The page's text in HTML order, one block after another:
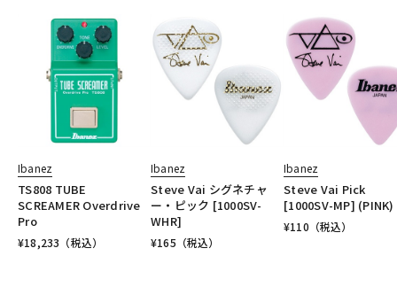
Ibanez
TS808 TUBE
SCREAMER Overdrive
Pro
¥18,233 （税込）
Ibanez
Steve Vai シグネチャ
ー・ピック [1000SV-
WHR]
¥165 （税込）
Ibanez
Steve Vai Pick
[1000SV-MP] (PINK)
¥110 （税込）